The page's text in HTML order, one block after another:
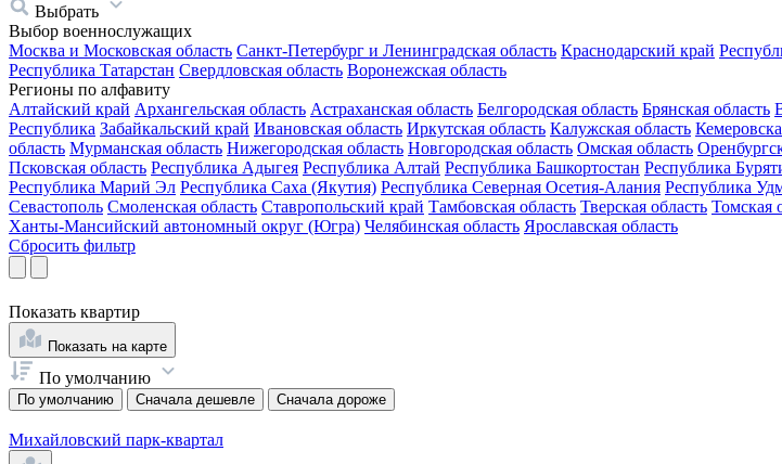
Выбрать
Выбор военнослужащих
Москва и Московская область Санкт-Петербург и Ленинградская область Краснодарский край
Республика Татарстан Свердловская область Воронежская область
Регионы по алфавиту
Алтайский край Архангельская область Астраханская область Белгородская область Брянская область
Республика Забайкальский край Ивановская область Иркутская область Калужская область
область Мурманская область Нижегородская область Новгородская область Омская область
Псковская область Республика Адыгея Республика Алтай Республика Башкортостан Республика
Республика Марий Эл Республика Саха (Якутия) Республика Северная Осетия-Алания Республика
Севастополь Смоленская область Ставропольский край Тамбовская область Тверская область Томская
Ханты-Мансийский автономный округ (Югра) Челябинская область Ярославская область
Сбросить фильтр
Показать квартир
Показать на карте
По умолчанию
По умолчанию Сначала дешевле Сначала дороже
Михайловский парк-квартал